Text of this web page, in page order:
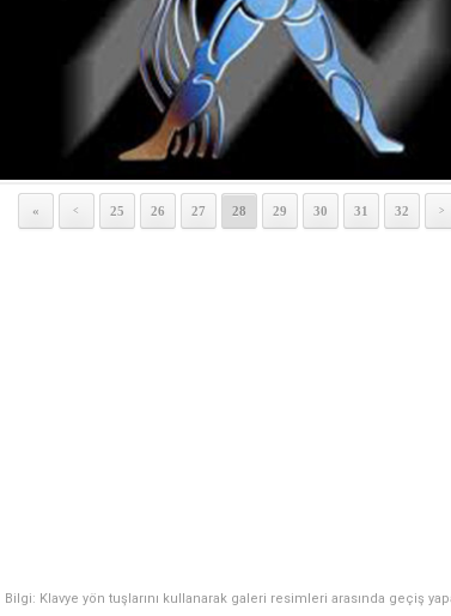
« < 25 26 27 28 29 30 31 32 >
Bilgi: Klavye yön tuşlarını kullanarak galeri resimleri arasında geçiş